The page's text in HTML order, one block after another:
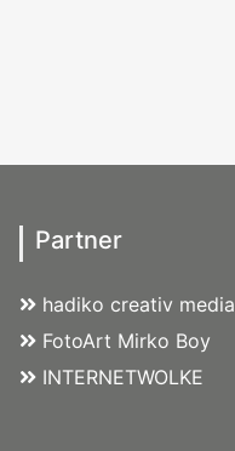
Partner
hadiko creativ media
FotoArt Mirko Boy
INTERNETWOLKE